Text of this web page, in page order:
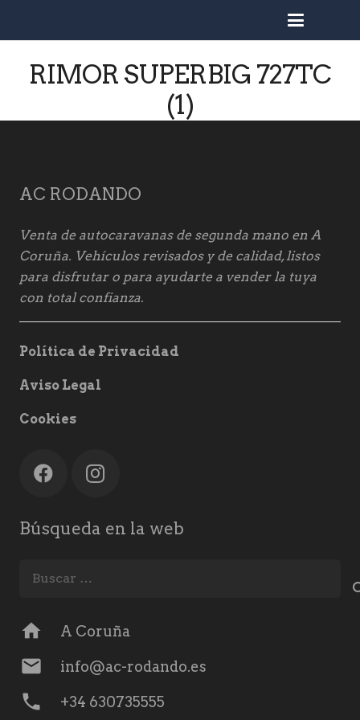
RIMOR SUPERBIG 727TC
(1)
AC RODANDO
Venta de autocaravanas de segunda mano en A
Coruña. Vehículos revisados y de calidad, listos
para disfrutar o para ayudarte a vender la tuya
con total confianza.
Política de Privacidad
Aviso Legal
Cookies
Búsqueda en la web
home A Coruña
mail info@ac-rodando.es
phone +34 630735555